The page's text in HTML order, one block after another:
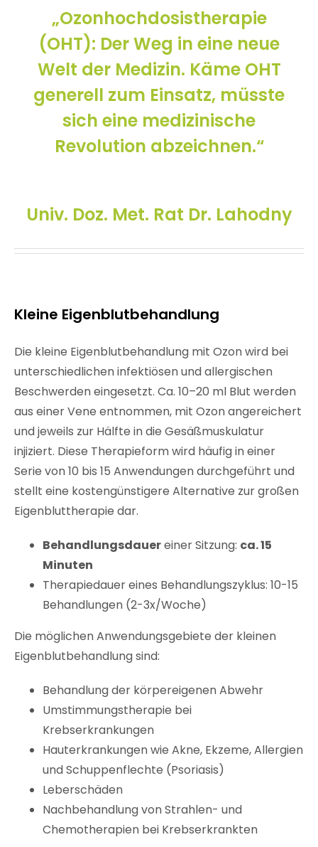
„Ozonhochdosistherapie
(OHT): Der Weg in eine neue
Welt der Medizin. Käme OHT
generell zum Einsatz, müsste
sich eine medizinische
Revolution abzeichnen.“
Univ. Doz. Met. Rat Dr. Lahodny
Kleine Eigenblutbehandlung
Die kleine Eigenblutbehandlung mit Ozon wird bei
unterschiedlichen infektiösen und allergischen
Beschwerden eingesetzt. Ca. 10–20 ml Blut werden
aus einer Vene entnommen, mit Ozon angereichert
und jeweils zur Hälfte in die Gesäßmuskulatur
injiziert. Diese Therapieform wird häufig in einer
Serie von 10 bis 15 Anwendungen durchgeführt und
stellt eine kostengünstigere Alternative zur großen
Eigenbluttherapie dar.
Behandlungsdauereiner Sitzung: ca. 15
Minuten
Therapiedauer eines Behandlungszyklus: 10-15
Behandlungen (2-3x/Woche)
Die möglichen Anwendungsgebiete der kleinen
Eigenblutbehandlung sind:
Behandlung der körpereigenen Abwehr
Umstimmungstherapie bei
Krebserkrankungen
Hauterkrankungen wie Akne, Ekzeme, Allergien
und Schuppenflechte (Psoriasis)
Leberschäden
Nachbehandlung von Strahlen- und
Chemotherapien bei Krebserkrankten